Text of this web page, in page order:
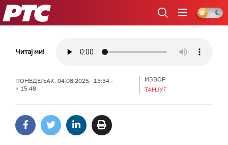
РТС
Читај ми!
ПОНЕДЕЉАК, 04.08.2025, 13:34 -
> 15:48
ИЗВОР:
ТАНЈУГ